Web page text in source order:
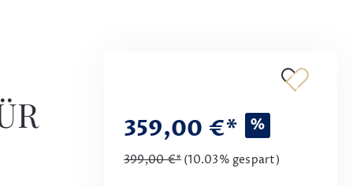
359,00 €* %
399,00 €* (10.03% gespart)